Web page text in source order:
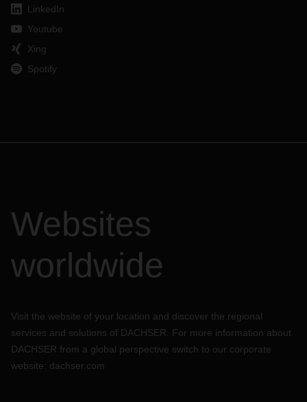
LinkedIn
Youtube
Xing
Spotify
Websites
worldwide
Visit the website of your location and discover the regional
services and solutions of DACHSER. For more information about
DACHSER from a global perspective switch to our corporate
website: dachser.com